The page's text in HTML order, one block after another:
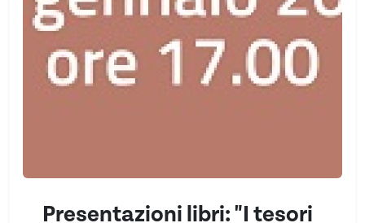
Presentazioni libri: "I tesori